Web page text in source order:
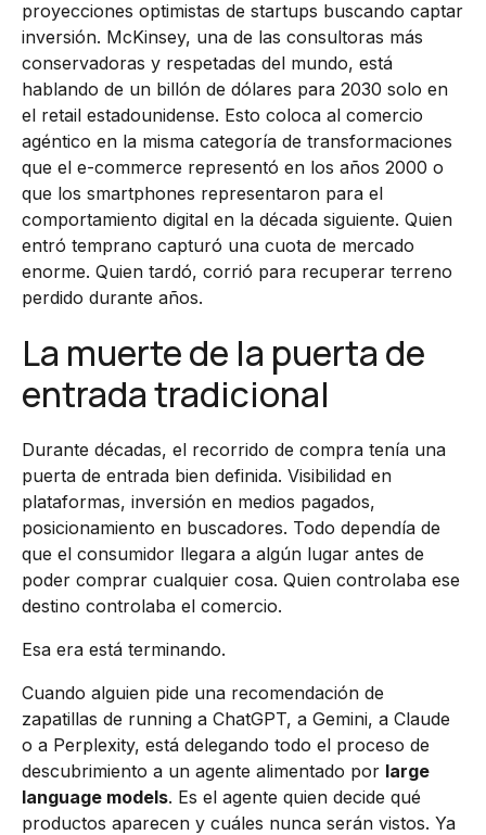
proyecciones optimistas de startups buscando captar
inversión. McKinsey, una de las consultoras más
conservadoras y respetadas del mundo, está
hablando de un billón de dólares para 2030 solo en
el retail estadounidense. Esto coloca al comercio
agéntico en la misma categoría de transformaciones
que el e-commerce representó en los años 2000 o
que los smartphones representaron para el
comportamiento digital en la década siguiente. Quien
entró temprano capturó una cuota de mercado
enorme. Quien tardó, corrió para recuperar terreno
perdido durante años.
La muerte de la puerta de
entrada tradicional
Durante décadas, el recorrido de compra tenía una
puerta de entrada bien definida. Visibilidad en
plataformas, inversión en medios pagados,
posicionamiento en buscadores. Todo dependía de
que el consumidor llegara a algún lugar antes de
poder comprar cualquier cosa. Quien controlaba ese
destino controlaba el comercio.
Esa era está terminando.
Cuando alguien pide una recomendación de
zapatillas de running a ChatGPT, a Gemini, a Claude
o a Perplexity, está delegando todo el proceso de
descubrimiento a un agente alimentado por large
language models. Es el agente quien decide qué
productos aparecen y cuáles nunca serán vistos. Ya